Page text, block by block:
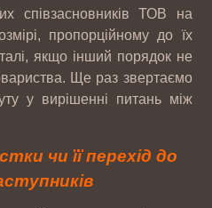
співзасновників ТОВ на
пропорційному до їх
якщо інший порядок не
Ще раз звертаємо
у вирішенні питань між
чи її перехід до